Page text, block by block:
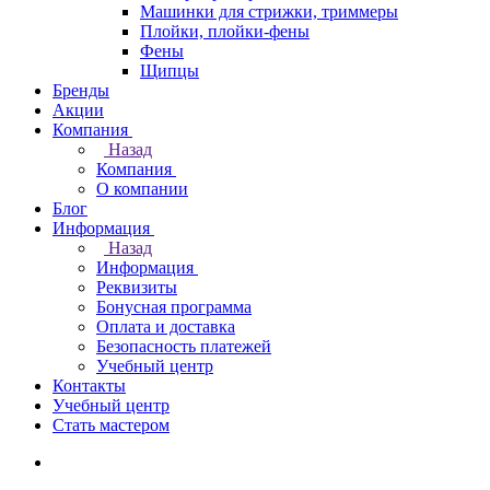
Машинки для стрижки, триммеры
Плойки, плойки-фены
Фены
Щипцы
Бренды
Акции
Компания
Назад
Компания
О компании
Блог
Информация
Назад
Информация
Реквизиты
Бонусная программа
Оплата и доставка
Безопасность платежей
Учебный центр
Контакты
Учебный центр
Стать мастером